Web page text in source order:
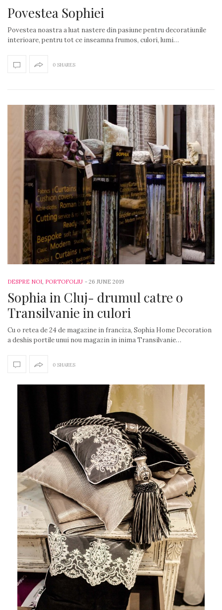
Povestea Sophiei
Povestea noastra a luat nastere din pasiune pentru decoratiunile
interioare, pentru tot ce inseamna frumos, culori, lumi…
0 SHARES
DESPRE NOI PORTOFOLIU - 26 JUNE 2019
Sophia in Cluj- drumul catre o
Transilvanie in culori
Cu o retea de 24 de magazine in franciza, Sophia Home Decoration
a deshis portile unui nou magazin in inima Transilvanie…
0 SHARES